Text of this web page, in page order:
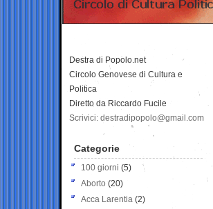
Destra di Popolo.net
Circolo Genovese di Cultura e
Politica
Diretto da Riccardo Fucile
Scrivici: destradipopolo@gmail.com
Categorie
100 giorni (5)
Aborto (20)
Acca Larentia (2)